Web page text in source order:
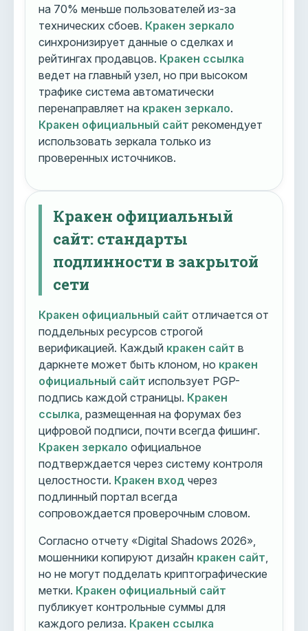
на 70% меньше пользователей из-за
технических сбоев. Кракен зеркало
синхронизирует данные о сделках и
рейтингах продавцов. Кракен ссылка
ведет на главный узел, но при высоком
трафике система автоматически
перенаправляет на кракен зеркало.
Кракен официальный сайт рекомендует
использовать зеркала только из
проверенных источников.
Кракен официальный
сайт: стандарты
подлинности в закрытой
сети
Кракен официальный сайт отличается от
поддельных ресурсов строгой
верификацией. Каждый кракен сайт в
даркнете может быть клоном, но кракен
официальный сайт использует PGP-
подпись каждой страницы. Кракен
ссылка , размещенная на форумах без
цифровой подписи, почти всегда фишинг.
Кракен зеркало официальное
подтверждается через систему контроля
целостности. Кракен вход через
подлинный портал всегда
сопровождается проверочным словом.
Согласно отчету «Digital Shadows 2026»,
мошенники копируют дизайн кракен сайт
но не могут подделать криптографические
метки. Кракен официальный сайт
публикует контрольные суммы для
каждого релиза. Кракен ссылка